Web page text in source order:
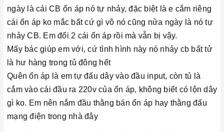
ngày là cái CB ổn áp nó tự nhảy, đặc biệt là e cắm riêng
cái ổn áp ko mắc bất cứ gì vô nó cũng nửa ngày là nó tự
nhảy CB. Em đổi 2 cái ổn áp rồi mà vẫn bị vậy.
Mấy bác giúp em với, cứ tình hình này nó nhảy cb bất tử
là hư hàng trong tủ đông hết
Quên ổn áp là em tự đấu dây vào đầu input, còn tủ là
cắm vào cái đầu ra 220v của ổn áp, không biết có lộn dây
gì ko. Em nên nắm đầu thằng bán ổn áp hay thằng đấu
mạng điện trong nhà đây